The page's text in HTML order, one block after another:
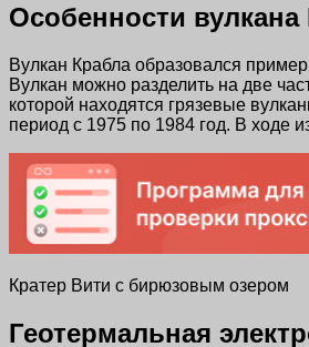
Особенности вулкана
Вулкан Крабла образовался
Вулкан можно разделить на две
которой находятся грязевые
период с 1975 по 1984 год. В ходе
Кратер Вити с бирюзовым озером
Геотермальная